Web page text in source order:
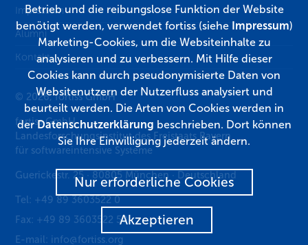
Impressum
Alumni
Kontakt
© 2026, fortiss GmbH
fortiss GmbH
Landesforschungsinstitut des Freistaats Bayern
für softwareintensive Systeme
Guerickestr. 25 · 80805 München · Deutschland
Tel: +49 89 3603522 0
Fax: +49 89 3603522 50
E-mail: info@fortiss.org
Betrieb und die reibungslose Funktion der Website
benötigt werden, verwendet fortiss (siehe Impressum)
Marketing-Cookies, um die Websiteinhalte zu
analysieren und zu verbessern. Mit Hilfe dieser
Cookies kann durch pseudonymisierte Daten von
Websitenutzern der Nutzerfluss analysiert und
beurteilt werden. Die Arten von Cookies werden in
derDatenschutzerklärung beschrieben. Dort können
Sie Ihre Einwilligung jederzeit ändern.
Nur erforderliche Cookies
Akzeptieren